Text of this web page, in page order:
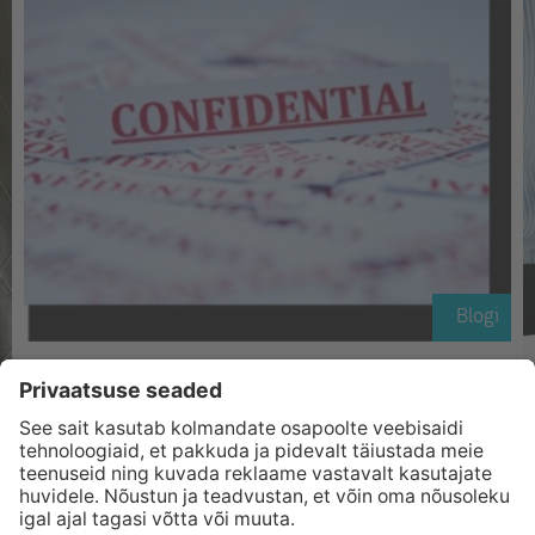
Blogi
Ärisaladuste kaitsest